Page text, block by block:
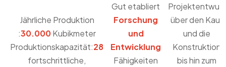
Jährliche Produktion
:30.000Kubikmeter
Produktionskapazität:28
fortschrittliche,
Gut etabliert
Forschung
und
Entwicklung
Fähigkeiten
Projektentwurf
über den Kauf
und die
Konstruktion
bis hin zum